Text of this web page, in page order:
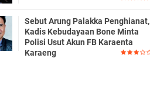
Sebut Arung Palakka Penghianat,
Kadis Kebudayaan Bone Minta
Polisi Usut Akun FB Karaenta
Karaeng